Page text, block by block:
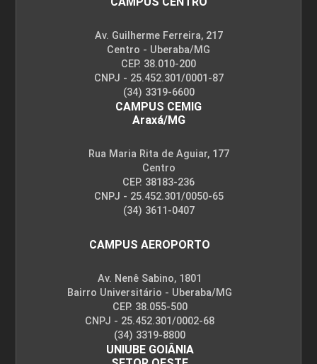
Av. Guilherme Ferreira, 217
Centro - Uberaba/MG
CEP. 38.010-200
CNPJ - 25.452.301/0001-87
(34) 3319-6600
CAMPUS CEMIG
Araxá/MG
Rua Maria Rita de Aguiar, 177
Centro
CEP. 38183-236
CNPJ - 25.452.301/0050-65
(34) 3611-0407
CAMPUS AEROPORTO
Av. Nenê Sabino, 1801
Bairro Universitário - Uberaba/MG
CEP. 38.055-500
CNPJ - 25.452.301/0002-68
(34) 3319-8800
UNIUBE GOIÂNIA